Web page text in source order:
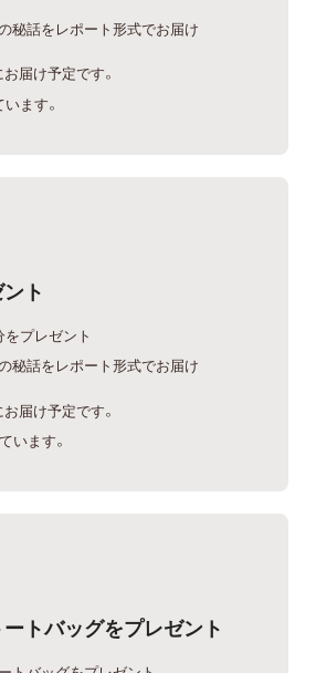
秘話をレポート形式でお届け
届け予定です。
ます。
ト
プレゼント
秘話をレポート形式でお届け
届け予定です。
います。
トバッグをプレゼント